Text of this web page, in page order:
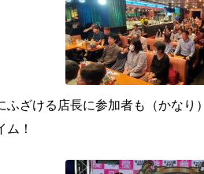
ふざける店長に参加者も（かなり
ム！